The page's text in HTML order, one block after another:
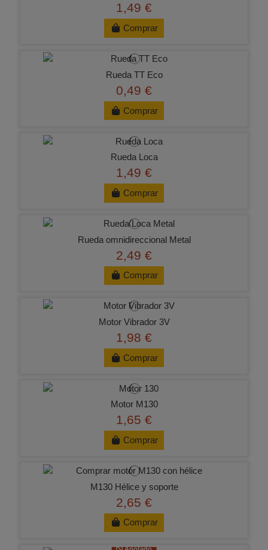
1,49 €
Comprar
Rueda TT Eco
0,49 €
Comprar
Rueda Loca
1,49 €
Comprar
Rueda omnidireccional Metal
2,49 €
Comprar
Motor Vibrador 3V
1,98 €
Comprar
Motor M130
1,65 €
Comprar
M130 Hélice y soporte
2,65 €
Comprar